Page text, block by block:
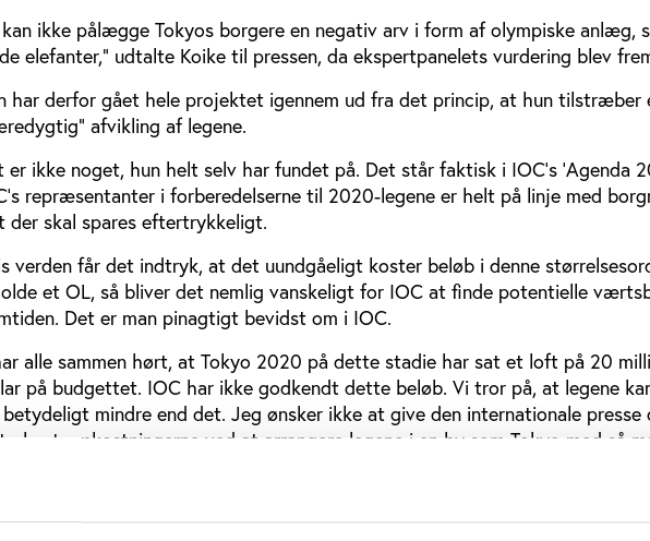
kan ikke pålægge Tokyos borgere en negativ arv i form af olympiske anlæg,
elefanter,” udtalte Koike til pressen, da ekspertpanelets vurdering blev
har derfor gået hele projektet igennem ud fra det princip, at hun tilstræber
afvikling af legene.
er ikke noget, hun helt selv har fundet på. Det står faktisk i IOC’s ’Agenda
repræsentanter i forberedelserne til 2020-legene er helt på linje med
der skal spares eftertrykkeligt.
verden får det indtryk, at det uundgåeligt koster beløb i denne
et OL, så bliver det nemlig vanskeligt for IOC at finde potentielle
Det er man pinagtigt bevidst om i IOC.
alle sammen hørt, at Tokyo 2020 på dette stadie har sat et loft på 20
på budgettet. IOC har ikke godkendt dette beløb. Vi tror på, at legene
mindre end det. Jeg ønsker ikke at give den internationale presse
at omkostningerne ved at arrangere legene i en by som Tokyo med så
anlæg er 20 milliarder dollar,” udtalte IOC’s vicepræsident, John
efter et af november måneds krisemøder i Tokyo.